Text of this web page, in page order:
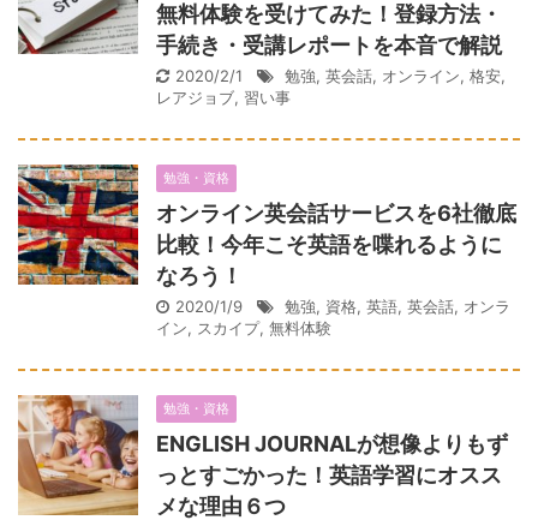
無料体験を受けてみた！登録方法・
手続き・受講レポートを本音で解説
2020/2/1 勉強, 英会話, オンライン, 格安,
レアジョブ, 習い事
勉強・資格
オンライン英会話サービスを6社徹底
比較！今年こそ英語を喋れるように
なろう！
2020/1/9 勉強, 資格, 英語, 英会話, オンラ
イン, スカイプ, 無料体験
勉強・資格
ENGLISH JOURNALが想像よりもず
っとすごかった！英語学習にオスス
メな理由６つ